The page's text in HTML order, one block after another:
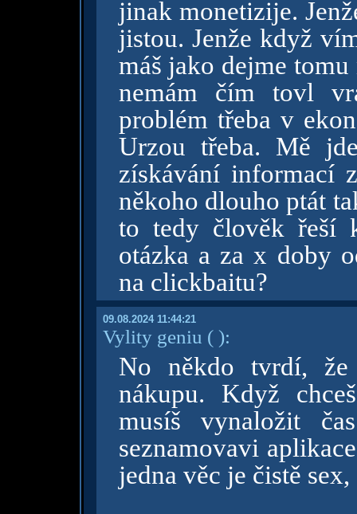
jinak monetizije.
jistou. Jenže když
máš jako dejme
nemám čím tovl
problém třeba v
Urzou třeba. Mě
získávání informací
někoho dlouho ptát
to tedy člověk řeší
otázka a za x doby
na clickbaitu?
09.08.2024 11:44:21
Vylity geniu ( ):
No někdo tvrdí,
nákupu. Když
musíš vynaložit
seznamovavi
jedna věc je čistě